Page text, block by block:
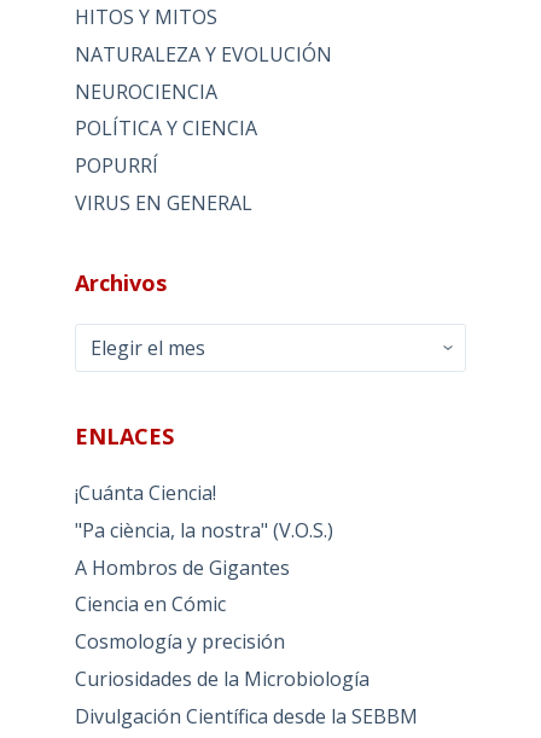
HITOS Y MITOS
NATURALEZA Y EVOLUCIÓN
NEUROCIENCIA
POLÍTICA Y CIENCIA
POPURRÍ
VIRUS EN GENERAL
Archivos
Archivos
ENLACES
¡Cuánta Ciencia!
"Pa ciència, la nostra" (V.O.S.)
A Hombros de Gigantes
Ciencia en Cómic
Cosmología y precisión
Curiosidades de la Microbiología
Divulgación Científica desde la SEBBM